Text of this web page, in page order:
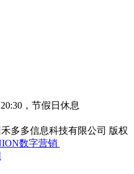
，节假日休息
多多信息科技有限公司 版权
数字营销